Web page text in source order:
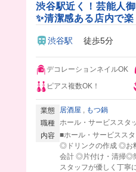
渋谷駅近く！芸能人
✨清潔感ある店内で
渋谷駅 徒歩5分
デコレーションネイルOK
ピアス複数OK！
業態 居酒屋
もつ鍋
職種
ホール・サービススタ
内容 ■ホール・サービスス
◎ドリンクの作成 ◎お
会計 ◎片付け・清掃◎
スタッフが優しく丁寧